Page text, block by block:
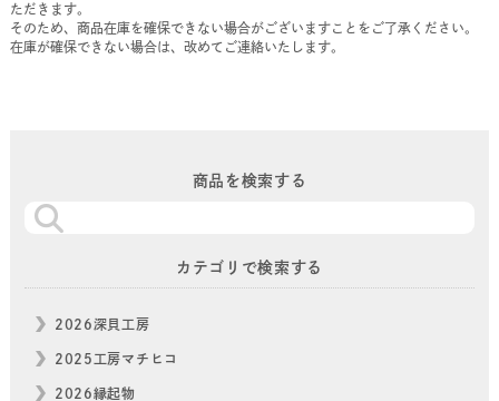
ただきます。
そのため、商品在庫を確保できない場合がございますことをご了承ください。
在庫が確保できない場合は、改めてご連絡いたします。
商品を検索する
カテゴリで検索する
2026深貝工房
2025工房マチヒコ
2026縁起物